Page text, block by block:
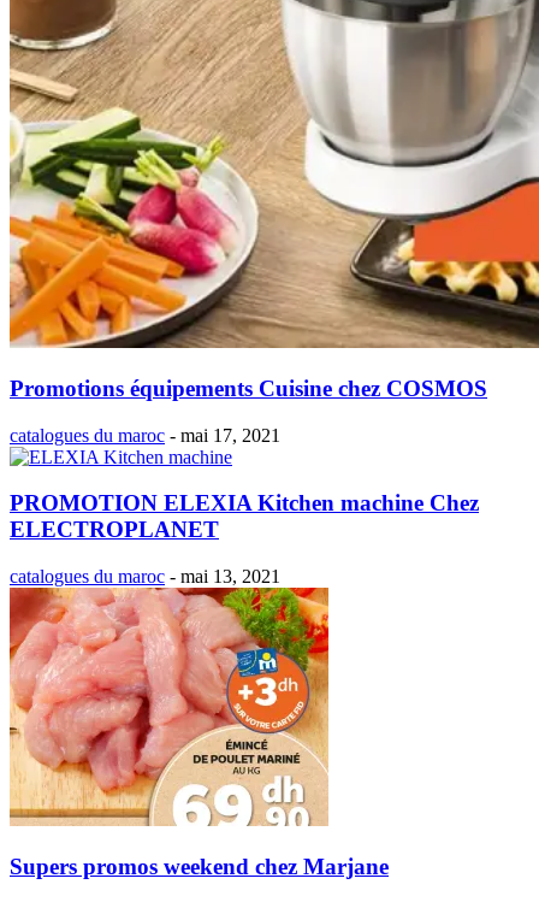
Promotions équipements Cuisine chez COSMOS
catalogues du maroc - mai 17, 2021
PROMOTION ELEXIA Kitchen machine Chez
ELECTROPLANET
catalogues du maroc - mai 13, 2021
Supers promos weekend chez Marjane